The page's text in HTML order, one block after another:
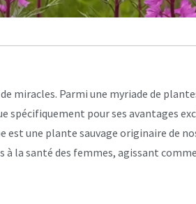
miracles. Parmi une myriade de
spécifiquement pour ses avantages
une plante sauvage originaire de
la santé des femmes, agissant